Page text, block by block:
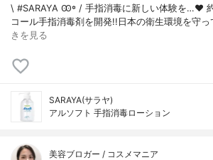
\ #SARAYA Ꙭ꙳ / 手指消毒に新しい体験を…❤︎
コール手指消毒剤を開発!!日本の衛生環境を守
きを見る
SARAYA(サラヤ)
アルソフト 手指消毒ローション
美容ブロガー / コスメマニア